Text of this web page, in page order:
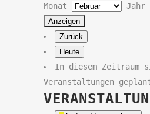
Monat Jahr
Zurück
Heute
In diesem Zeitraum
Veranstaltungen